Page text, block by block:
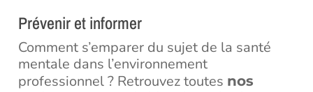
Prévenir et informer
Comment s’emparer du sujet de la santé
mentale dans l’environnement
professionnel ? Retrouvez toutes nos